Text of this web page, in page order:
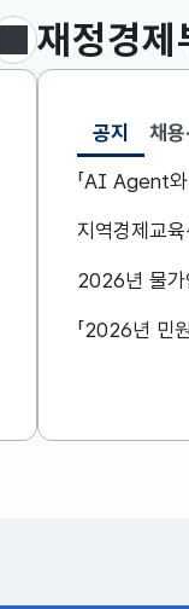
달러-원
민생안정지
구윤철 부
방문하여
구윤철 부
계층 생활
보도·참고자료 더보기
재정경제
공지
선택됨
공지
「AI Agent와
지역경제교
2026년 물가
채용